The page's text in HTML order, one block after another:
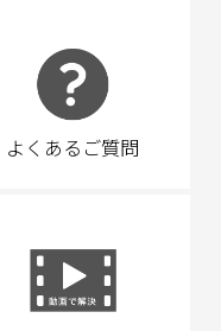
よくあるご質問